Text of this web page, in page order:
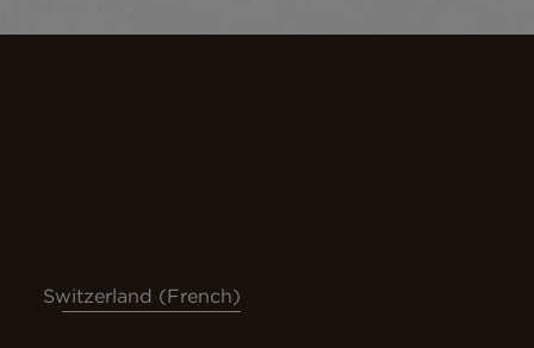
Switzerland (French)